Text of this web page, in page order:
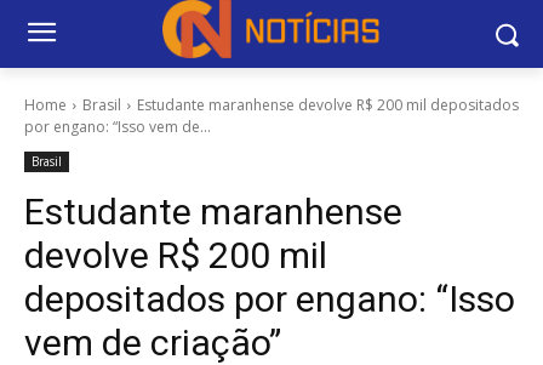
Home Brasil
Estudante maranhense devolve R$ 200 mil depositados
por engano: “Isso vem de...
Brasil
Estudante maranhense
devolve R$ 200 mil
depositados por engano: “Isso
vem de criação”